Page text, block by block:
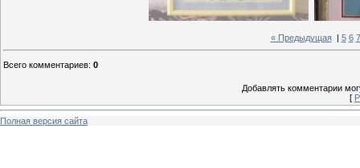
« Предыдущая| 5 6 7
Всего комментариев: 0
Добавлять комментарии
[
Полная версия сайта